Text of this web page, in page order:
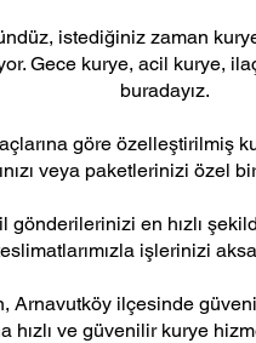
istediğiniz zaman
Gece kurye, acil kurye,
buradayız.
göre özelleştirilmiş
veya paketlerinizi özel
en hızlı
işlerinizi
Arnavutköy ilçesinde
hızlı ve güvenilir kurye